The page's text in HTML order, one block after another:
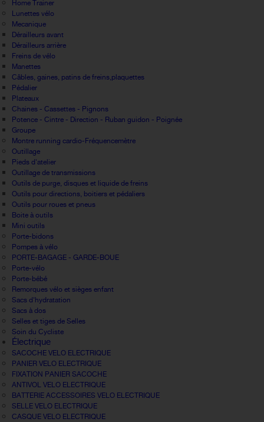
Home Trainer
Lunettes vélo
Mecanique
Dérailleurs avant
Dérailleurs arrière
Freins de vélo
Manettes
Câbles, gaines, patins de freins,plaquettes
Pédalier
Plateaux
Chaines - Cassettes - Pignons
Potence - Cintre - Direction - Ruban guidon - Poignée
Groupe
Montre running cardio-Fréquencemètre
Outillage
Pieds d'atelier
Outillage de transmissions
Outils de purge, disques et liquide de freins
Outils pour directions, boitiers et pédaliers
Outils pour roues et pneus
Boite à outils
Mini outils
Porte-bidons
Pompes à vélo
PORTE-BAGAGE - GARDE-BOUE
Porte-vélo
Porte-bébé
Remorques vélo et sièges enfant
Sacs d'hydratation
Sacs à dos
Selles et tiges de Selles
Soin du Cycliste
Électrique
SACOCHE VELO ELECTRIQUE
PANIER VELO ELECTRIQUE
FIXATION PANIER SACOCHE
ANTIVOL VELO ELECTRIQUE
BATTERIE ACCESSOIRES VELO ELECTRIQUE
SELLE VELO ELECTRIQUE
CASQUE VELO ELECTRIQUE